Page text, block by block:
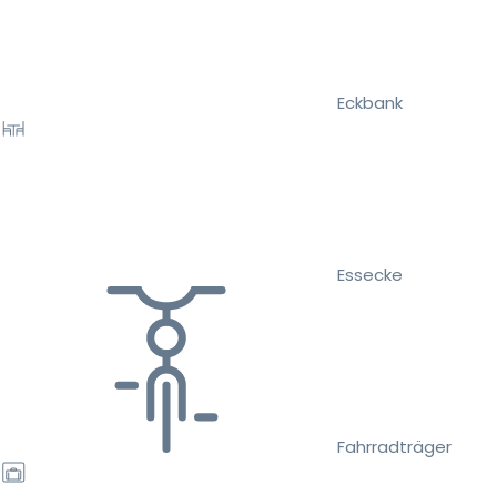
Eckbank
Essecke
Fahrradträger